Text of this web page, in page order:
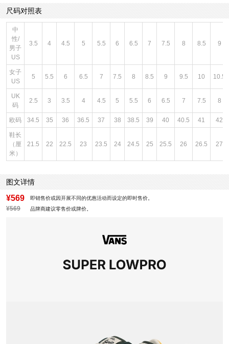
尺码对照表
中
性/
男子
US
3.5 4 4.5 5 5.5 6 6.5 7 7.5 8 8.5 9
女子
US
5 5.5 6 6.5 7 7.5 8 8.5 9 9.5 10 10.5
UK
码
2.5 3 3.5 4 4.5 5 5.5 6 6.5 7 7.5 8
欧码 34.5 35 36 36.5 37 38 38.5 39 40 40.5 41 42
鞋长
（厘
米）
21.5 22 22.5 23 23.5 24 24.5 25 25.5 26 26.5 27
图文详情
¥569 即销售价或因开展不同的优惠活动而设定的即时售价。
¥569 品牌商建议零售价或牌价。